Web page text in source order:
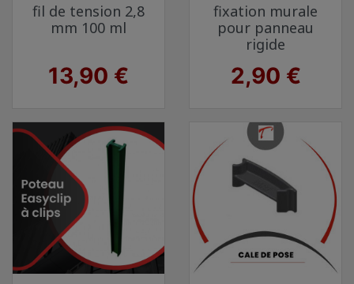
fil de tension 2,8
mm 100 ml
Prix
13,90 €
fixation murale
pour panneau
rigide
Prix
2,90 €